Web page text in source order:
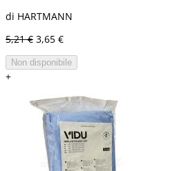
di HARTMANN
5,21 € 3,65 €
Non disponibile
+